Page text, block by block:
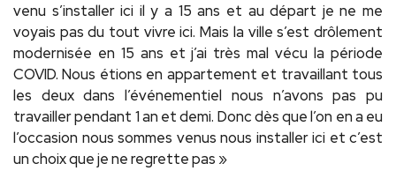
venu s’installer ici il y a 15 ans et au départ je ne me
voyais pas du tout vivre ici. Mais la ville s’est drôlement
modernisée en 15 ans et j’ai très mal vécu la période
COVID. Nous étions en appartement et travaillant tous
les deux dans l’événementiel nous n’avons pas pu
travailler pendant 1 an et demi. Donc dès que l’on en a eu
l’occasion nous sommes venus nous installer ici et c’est
un choix que je ne regrette pas »